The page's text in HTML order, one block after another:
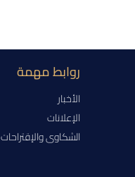
روابط مهمة
الأخبار
الإعلانات
الشكاوى والإقتراحات